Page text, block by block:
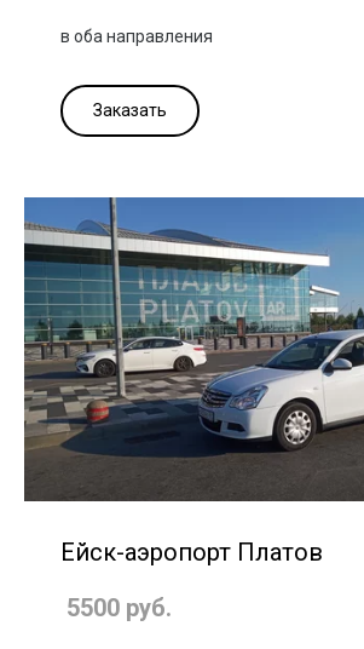
в оба направления
Заказать
Ейск-аэропорт Платов
5500 руб.